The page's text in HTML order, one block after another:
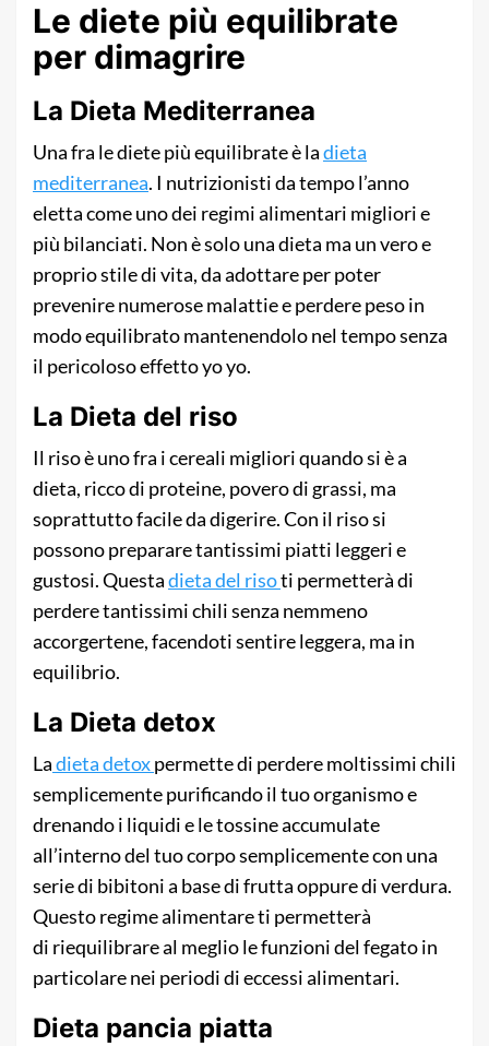
Le diete più equilibrate
per dimagrire
La Dieta Mediterranea
Una fra le diete più equilibrate è ladieta
mediterranea. I nutrizionisti da tempo l’anno
eletta come uno dei regimi alimentari migliori e
più bilanciati. Non è solo una dieta ma un vero e
proprio stile di vita, da adottare per poter
prevenire numerose malattie e perdere peso in
modo equilibrato mantenendolo nel tempo senza
il pericoloso effetto yo yo.
La Dieta del riso
Il riso è uno fra i cereali migliori quando si è a
dieta, ricco di proteine, povero di grassi, ma
soprattutto facile da digerire. Con il riso si
possono preparare tantissimi piatti leggeri e
gustosi. Questadieta del risoti permetterà di
perdere tantissimi chili senza nemmeno
accorgertene, facendoti sentire leggera, ma in
equilibrio.
La Dieta detox
Ladieta detoxpermette di perdere moltissimi chili
semplicemente purificando il tuo organismo e
drenando i liquidi e le tossine accumulate
all’interno del tuo corpo semplicemente con una
serie di bibitoni a base di frutta oppure di verdura.
Questo regime alimentare ti permetterà
di riequilibrare al meglio le funzioni del fegato in
particolare nei periodi di eccessi alimentari.
Dieta pancia piatta